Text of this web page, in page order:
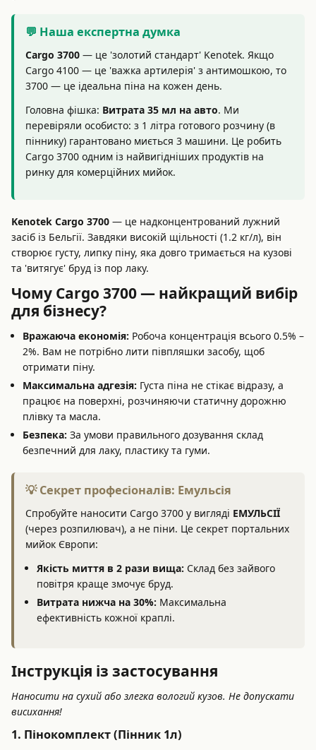
💬 Наша експертна думка
Cargo 3700 — це 'золотий стандарт' Kenotek. Якщо
Cargo 4100 — це 'важка артилерія' з антимошкою, то
3700 — це ідеальна піна на кожен день.
Головна фішка: Витрата 35 мл на авто. Ми
перевіряли особисто: з 1 літра готового розчину (в
піннику) гарантовано миється 3 машини. Це робить
Cargo 3700 одним із найвигідніших продуктів на
ринку для комерційних мийок.
Kenotek Cargo 3700 — це надконцентрований лужний
засіб із Бельгії. Завдяки високій щільності (1.2 кг/л), він
створює густу, липку піну, яка довго тримається на кузові
та 'витягує' бруд із пор лаку.
Чому Cargo 3700 — найкращий вибір
для бізнесу?
Вражаюча економія: Робоча концентрація всього 0.5% –
2%. Вам не потрібно лити півпляшки засобу, щоб
отримати піну.
Максимальна адгезія: Густа піна не стікає відразу, а
працює на поверхні, розчиняючи статичну дорожню
плівку та масла.
Безпека: За умови правильного дозування склад
безпечний для лаку, пластику та гуми.
💡 Секрет професіоналів: Емульсія
Спробуйте наносити Cargo 3700 у вигляді ЕМУЛЬСІЇ
(через розпилювач), а не піни. Це секрет портальних
мийок Європи:
Якість миття в 2 рази вища: Склад без зайвого
повітря краще змочує бруд.
Витрата нижча на 30%: Максимальна
ефективність кожної краплі.
Інструкція із застосування
Наносити на сухий або злегка вологий кузов. Не допускати
висихання!
1. Пінокомплект (Пінник 1л)